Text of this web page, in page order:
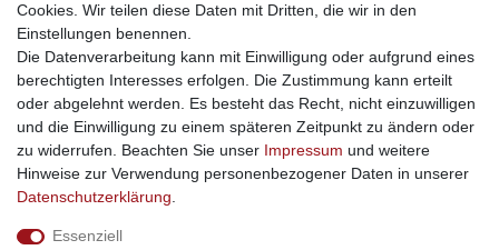
Facebook
sicher einkaufen
Sichere Bestellung und Zahlung via SSL Verschlüsselung
Cookies. Wir teilen diese Daten mit Dritten, die wir in den
Einstellungen benennen.
Die Datenverarbeitung kann mit Einwilligung oder aufgrund eines
berechtigten Interesses erfolgen. Die Zustimmung kann erteilt
oder abgelehnt werden. Es besteht das Recht, nicht einzuwilligen
und die Einwilligung zu einem späteren Zeitpunkt zu ändern oder
zu widerrufen. Beachten Sie unser Impressum und weitere
Hinweise zur Verwendung personenbezogener Daten in unserer
Daten­schutz­erklärung
Essenziell